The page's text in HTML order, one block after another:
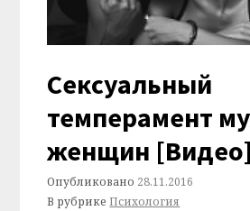
Сексуальный
темперамент
женщин [Видео]
Опубликовано 28.11.2016
В рубрикеПсихология